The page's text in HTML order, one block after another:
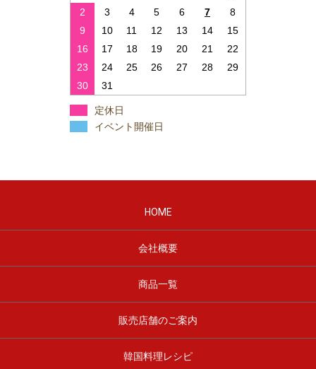
2
3 4 5 6 7
8
9
10 11 12 13 14
15
16
17 18 19 20 21
22
23
24 25 26 27 28
29
30
31
定休日
イベント開催日
HOME
会社概要
商品一覧
販売店舗のご案内
韓国料理レシピ